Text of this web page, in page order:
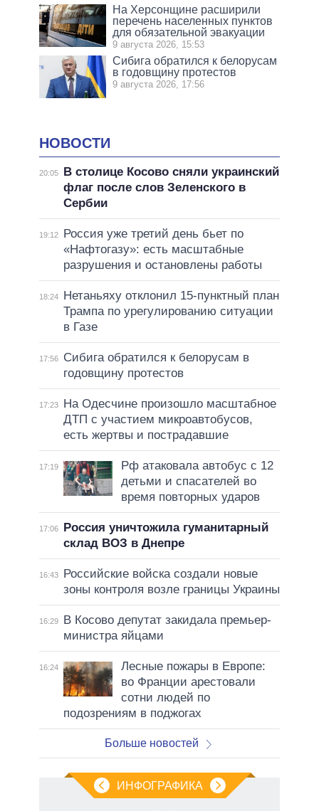
На Херсонщине расширили
перечень населенных пунктов
для обязательной эвакуации
9 августа 2026, 15:53
Сибига обратился к белорусам
в годовщину протестов
9 августа 2026, 17:56
НОВОСТИ
20:05
В столице Косово сняли украинский
флаг после слов Зеленского в
Сербии
19:12
Россия уже третий день бьет по
«Нафтогазу»: есть масштабные
разрушения и остановлены работы
18:24
Нетаньяху отклонил 15-пунктный план
Трампа по урегулированию ситуации
в Газе
17:56
Сибига обратился к белорусам в
годовщину протестов
17:23
На Одесчине произошло масштабное
ДТП с участием микроавтобусов,
есть жертвы и пострадавшие
17:19
Рф атаковала автобус с 12
детьми и спасателей во
время повторных ударов
17:06
Россия уничтожила гуманитарный
склад ВОЗ в Днепре
16:43
Российские войска создали новые
зоны контроля возле границы Украины
16:29
В Косово депутат закидала премьер-
министра яйцами
16:24
Лесные пожары в Европе:
во Франции арестовали
сотни людей по
подозрениям в поджогах
Больше новостей
ИНФОГРАФИКА